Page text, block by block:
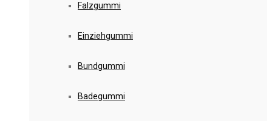
Falzgummi
Einziehgummi
Bundgummi
Badegummi